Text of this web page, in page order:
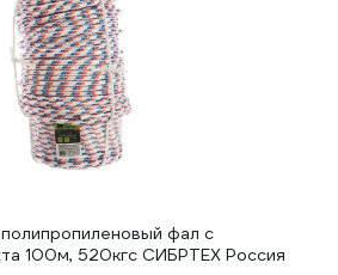
фал с
100м, 520кгс СИБРТЕХ Россия